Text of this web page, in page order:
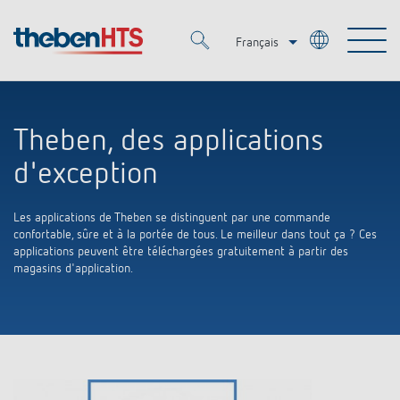
Français
Deutsch
Produits
KNX
Smart Home
Solutions OEM
Solutions
Médiathèque
Theben, des applications
d'exception
Les applications de Theben se distinguent par une commande
confortable, sûre et à la portée de tous. Le meilleur dans tout ça ? Ces
applications peuvent être téléchargées gratuitement à partir des
magasins d'application.